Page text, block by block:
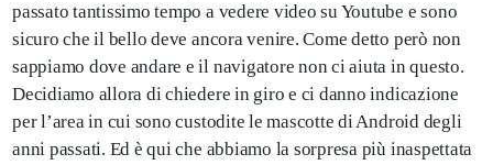
passato tantissimo tempo a vedere video su Youtube e sono
sicuro che il bello deve ancora venire. Come detto però non
sappiamo dove andare e il navigatore non ci aiuta in questo.
Decidiamo allora di chiedere in giro e ci danno indicazione
per l’area in cui sono custodite le mascotte di Android degli
anni passati. Ed è qui che abbiamo la sorpresa più inaspettata